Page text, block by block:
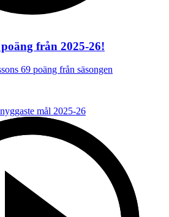
från 2025-26!
69 poäng från säsongen